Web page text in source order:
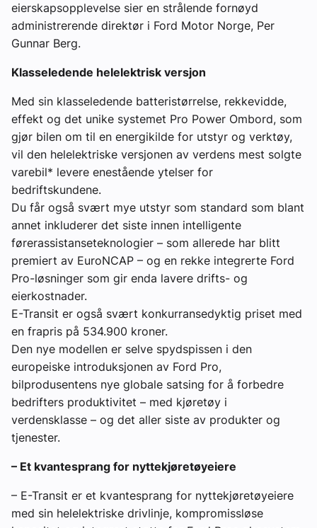
eierskapsopplevelse sier en strålende fornøyd
administrerende direktør i Ford Motor Norge, Per
Gunnar Berg.
Klasseledende helelektrisk versjon
Med sin klasseledende batteristørrelse, rekkevidde,
effekt og det unike systemet Pro Power Ombord, som
gjør bilen om til en energikilde for utstyr og verktøy,
vil den helelektriske versjonen av verdens mest solgte
varebil* levere enestående ytelser for
bedriftskundene.
Du får også svært mye utstyr som standard som blant
annet inkluderer det siste innen intelligente
førerassistanseteknologier – som allerede har blitt
premiert av EuroNCAP – og en rekke integrerte Ford
Pro-løsninger som gir enda lavere drifts- og
eierkostnader.
E-Transit er også svært konkurransedyktig priset med
en frapris på 534.900 kroner.
Den nye modellen er selve spydspissen i den
europeiske introduksjonen av Ford Pro,
bilprodusentens nye globale satsing for å forbedre
bedrifters produktivitet – med kjøretøy i
verdensklasse – og det aller siste av produkter og
tjenester.
– Et kvantesprang for nyttekjøretøyeiere
– E-Transit er et kvantesprang for nyttekjøretøyeiere
med sin helelektriske drivlinje, kompromissløse